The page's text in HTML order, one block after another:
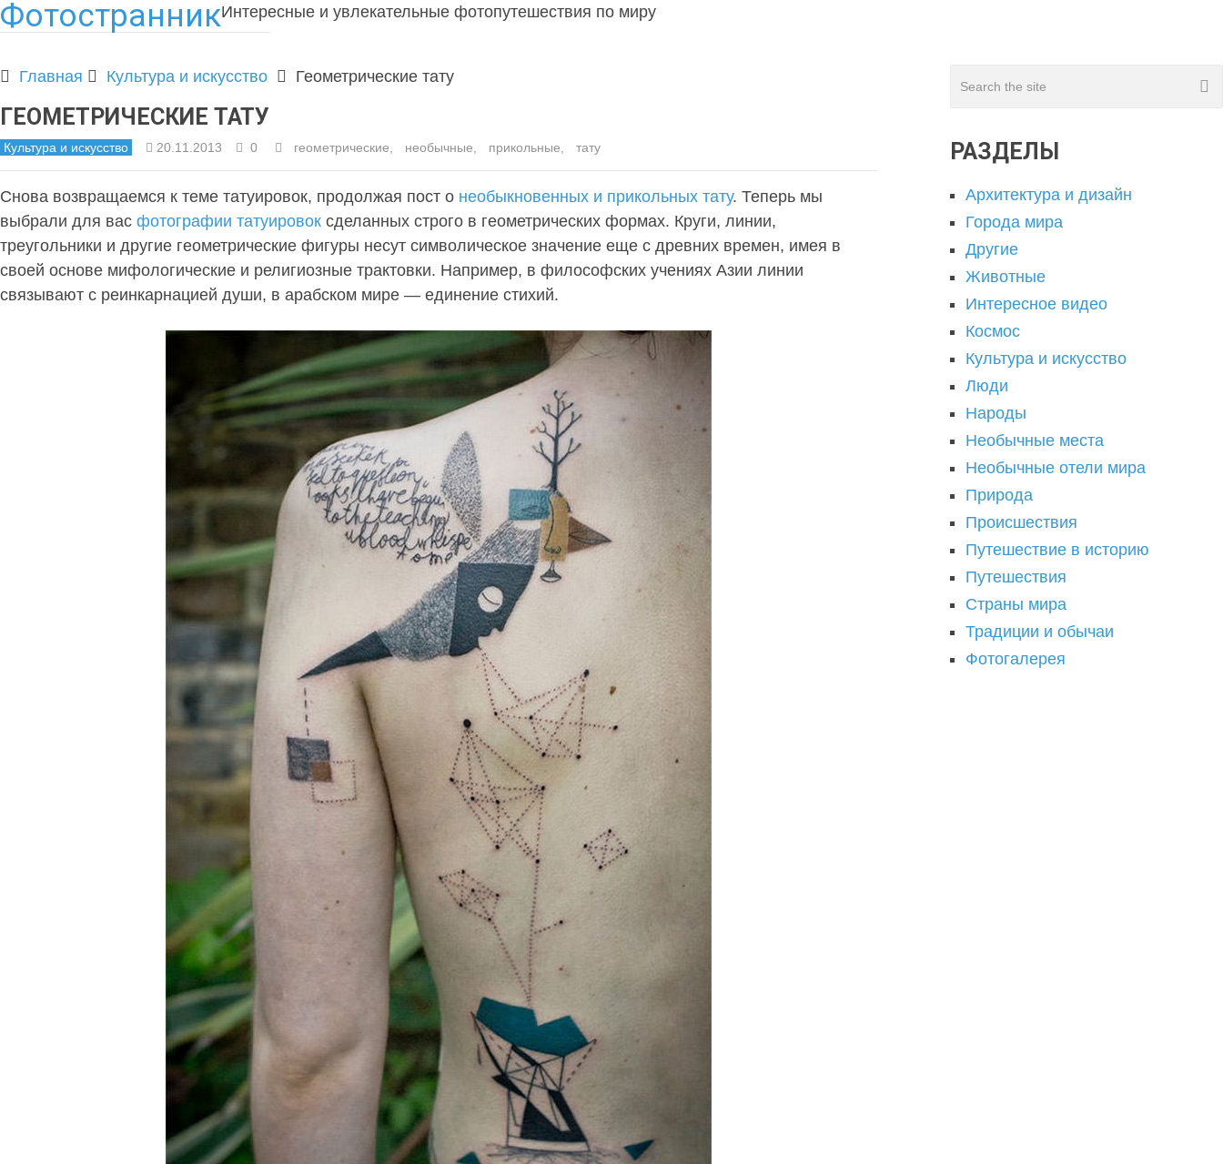
ФотостранникИнтересные и увлекательные фотопутешествия по миру
Главная Культура и искусство Геометрические тату
ГЕОМЕТРИЧЕСКИЕ ТАТУ
Культура и искусство 20.11.2013 0 геометрические необычные прикольные тату
Снова возвращаемся к теме татуировок, продолжая пост о необыкновенных и прикольных тату. Теперь мы
выбрали для вас фотографии татуировок сделанных строго в геометрических формах. Круги, линии,
треугольники и другие геометрические фигуры несут символическое значение еще с древних времен, имея в
своей основе мифологические и религиозные трактовки. Например, в философских учениях Азии линии
связывают с реинкарнацией души, в арабском мире — единение стихий.
РАЗДЕЛЫ
Архитектура и дизайн
Города мира
Другие
Животные
Интересное видео
Космос
Культура и искусство
Люди
Народы
Необычные места
Необычные отели мира
Природа
Происшествия
Путешествие в историю
Путешествия
Страны мира
Традиции и обычаи
Фотогалерея